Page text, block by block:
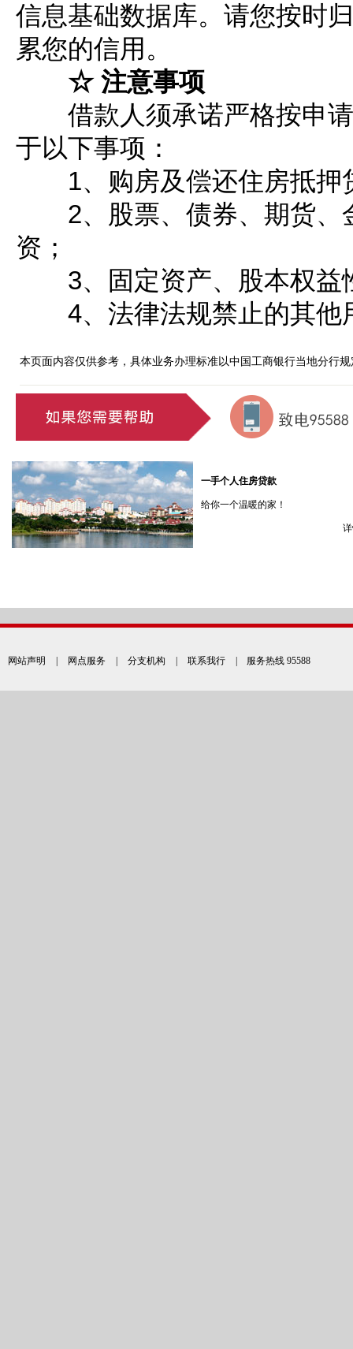
信息基础数据库。请您按时
累您的信用。
☆ 注意事项
借款人须承诺严格按申请
于以下事项：
1、购房及偿还住房抵押
2、股票、债券、期货、
资；
3、固定资产、股本权益
4、法律法规禁止的其他
本页面内容仅供参考，具体业务办理标准以中国工商银行当地分行
一手个人住房贷款
给你一个温暖的家！
网站声明 网点服务 分支机构 联系我行 | 服务热线 95588